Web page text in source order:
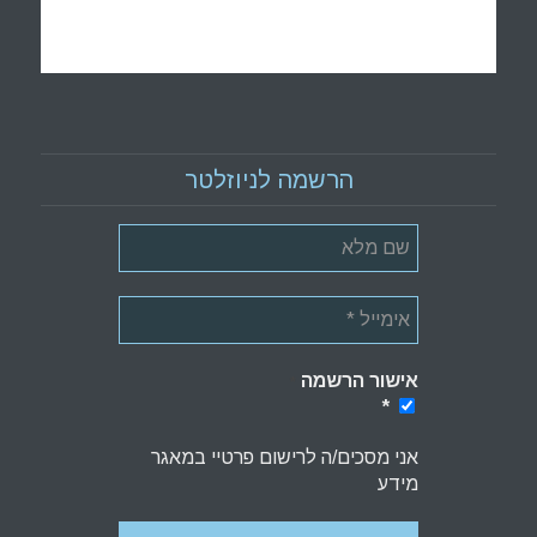
הרשמה לניוזלטר
אישור הרשמה
*
אני מסכים/ה לרישום פרטיי במאגר
מידע